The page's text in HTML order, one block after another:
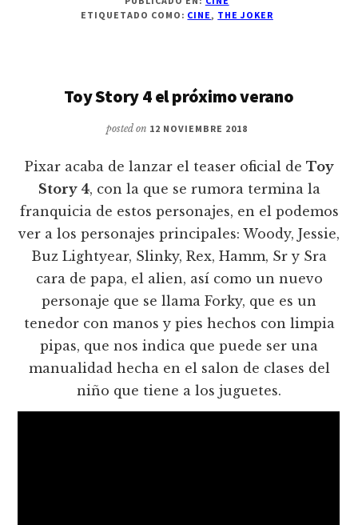
ETIQUETADO COMO: CINE, THE JOKER
Toy Story 4 el próximo verano
posted on 12 NOVIEMBRE 2018
Pixar acaba de lanzar el teaser oficial de Toy
Story 4, con la que se rumora termina la
franquicia de estos personajes, en el podemos
ver a los personajes principales: Woody, Jessie,
Buz Lightyear, Slinky, Rex, Hamm, Sr y Sra
cara de papa, el alien, así como un nuevo
personaje que se llama Forky, que es un
tenedor con manos y pies hechos con limpia
pipas, que nos indica que puede ser una
manualidad hecha en el salon de clases del
niño que tiene a los juguetes.